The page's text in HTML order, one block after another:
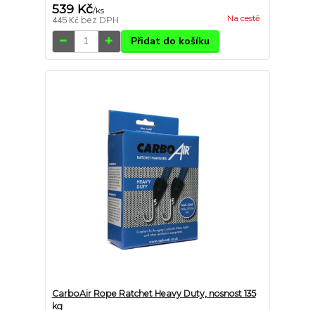
539 Kč/ks
445 Kč bez DPH Na cestě
Přidat do košíku
CarboAir Rope Ratchet Heavy Duty, nosnost 135
kg